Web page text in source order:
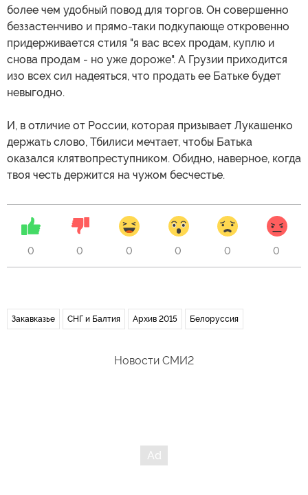
более чем удобный повод для торгов. Он совершенно
беззастенчиво и прямо-таки подкупающе откровенно
придерживается стиля "я вас всех продам, куплю и
снова продам - но уже дороже". А Грузии приходится
изо всех сил надеяться, что продать ее Батьке будет
невыгодно.
И, в отличие от России, которая призывает Лукашенко
держать слово, Тбилиси мечтает, чтобы Батька
оказался клятвопреступником. Обидно, наверное, когда
твоя честь держится на чужом бесчестье.
0 0 0 0 0 0
Закавказье СНГ и Балтия Архив 2015 Белоруссия
Новости СМИ2